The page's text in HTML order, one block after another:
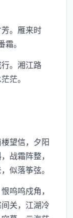
。雁来时
。
。湘江路
茫。
望信，夕阳
战霜阵整，
似落筝弦。
呜呜戍角，
关，江湖冷